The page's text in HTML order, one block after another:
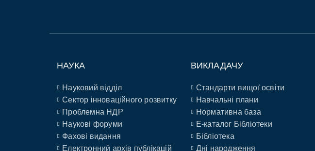
НАУКА
Науковий відділ
Сектор інноваційного розвитку
Проблемна НДР
Наукові форуми
Фахові видання
Електронний архів публікацій
ВИКЛАДАЧУ
Стандарти вищої освіти
Навчальні плани
Нормативна база
E-каталог Бібліотеки
Бібліотека
Дні народження